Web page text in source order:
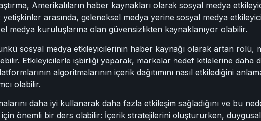
Amerikalıların haber kaynakları olarak sosyal medya
arasında, geleneksel medya yerine sosyal medya
medya kuruluşlarına olan güvensizlikten kaynaklanıyor olabilir.
sosyal medya etkileyicilerinin haber kaynağı olarak artan rolü,
Etkileyicilerle işbirliği yaparak, markalar hedef kitlelerine daha
algoritmalarının içerik dağıtımını nasıl etkilediğini
olabilir.
daha iyi kullanarak daha fazla etkileşim sağladığını ve bu
için önemli bir ders olabilir: İçerik stratejilerini oluştururken,